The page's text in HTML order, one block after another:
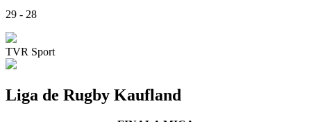
29 - 28
TVR Sport
Liga de Rugby Kaufland